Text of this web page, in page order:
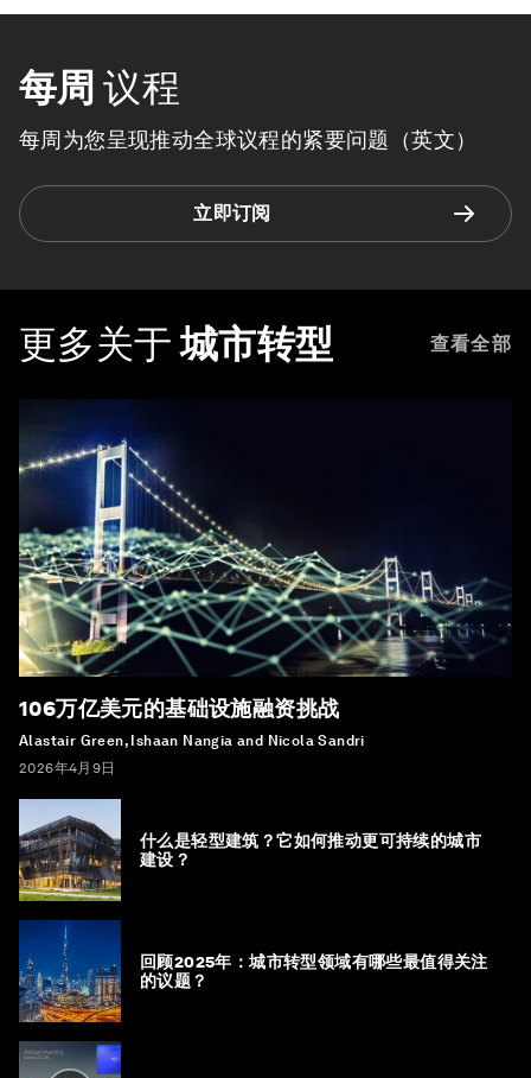
每周 议程
每周为您呈现推动全球议程的紧要问题（英文）
立即订阅
更多关于 城市转型 查看全部
106万亿美元的基础设施融资挑战
Alastair Green, Ishaan Nangia and Nicola Sandri
2026年4月9日
什么是轻型建筑？它如何推动更可持续的城市
建设？
回顾2025年：城市转型领域有哪些最值得关注
的议题？